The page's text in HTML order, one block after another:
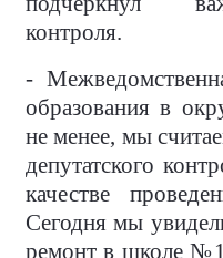
контроля.
-
образования в
не менее, мы
депутатского
качестве
Сегодня мы
ремонт в школе